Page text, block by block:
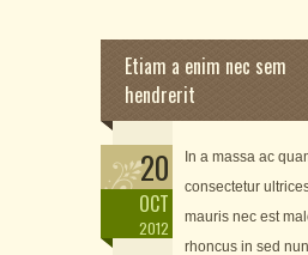
Etiam a enim nec sem
hendrerit
20
OCT
2012
In a massa ac
consectetur
mauris nec est
rhoncus in sed